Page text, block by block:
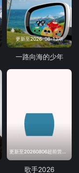
更新至2026-08-13期
一路向海的少年
歌手2026